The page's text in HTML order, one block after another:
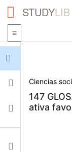
STUDYLIB
Fichas
Ciencias
147
ativa